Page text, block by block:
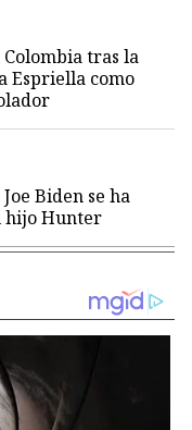
Colombia tras la
Espriella como
Biden se ha
hijo Hunter